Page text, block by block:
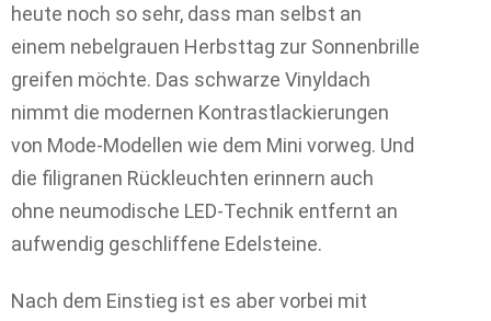
heute noch so sehr, dass man selbst an
einem nebelgrauen Herbsttag zur Sonnenbrille
greifen möchte. Das schwarze Vinyldach
nimmt die modernen Kontrastlackierungen
von Mode-Modellen wie dem Mini vorweg. Und
die filigranen Rückleuchten erinnern auch
ohne neumodische LED-Technik entfernt an
aufwendig geschliffene Edelsteine.
Nach dem Einstieg ist es aber vorbei mit